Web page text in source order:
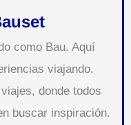
como Bau. Aquí
viajando.
donde todos
buscar inspiración.